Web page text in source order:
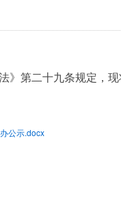
》第二十九条规定，
公示.docx